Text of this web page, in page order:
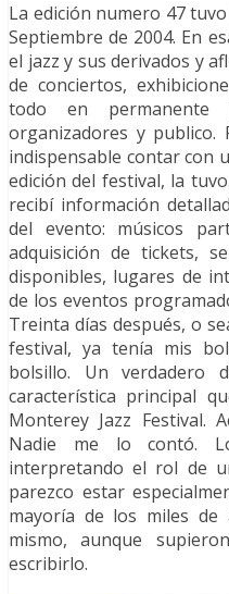
La edición numero 47
Septiembre de 2004. En
el jazz y sus derivados y
de conciertos,
todo en permanente
organizadores y publico.
indispensable contar con
edición del festival, la
recibí información
del evento: músicos
adquisición de tickets,
disponibles, lugares de
de los eventos
Treinta días después, o
festival, ya tenía mis
bolsillo. Un verdadero
característica principal
Monterey Jazz Festival.
Nadie me lo contó.
interpretando el rol de
parezco estar
mayoría de los miles de
mismo, aunque
escribirlo.